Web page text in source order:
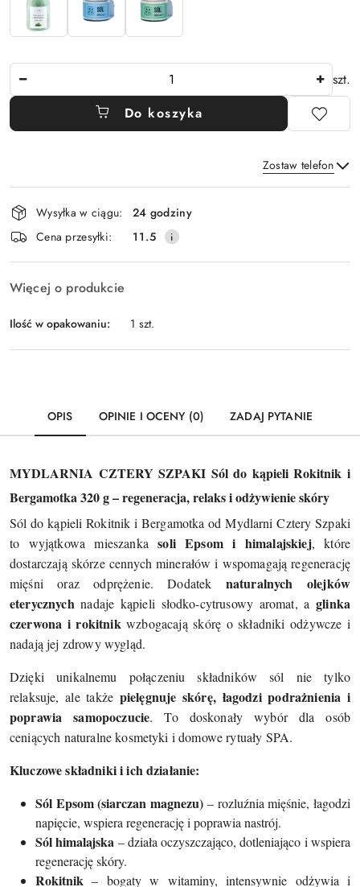
szt.
Do koszyka
Zostaw telefon
Wyślij
Dostępność
i
dostawa
Wysyłka w ciągu:
24 godziny
Cena przesyłki:
11.5
Więcej o produkcie
Ilość w opakowaniu: 1 szt.
OPIS OPINIE I OCENY (0) ZADAJ PYTANIE
MYDLARNIA CZTERY SZPAKI Sól do kąpieli Rokitnik i
Bergamotka 320 g – regeneracja, relaks i odżywienie skóry
Sól do kąpieli Rokitnik i Bergamotka od Mydlarni Cztery Szpaki
to wyjątkowa mieszankasoli Epsom i himalajskiej, które
dostarczają skórze cennych minerałów i wspomagają regenerację
mięśni oraz odprężenie. Dodatek naturalnych olejków
eterycznych nadaje kąpieli słodko-cytrusowy aromat, aglinka
czerwona i rokitnik wzbogacają skórę o składniki odżywcze i
nadają jej zdrowy wygląd.
Dzięki unikalnemu połączeniu składników sól nie tylko
relaksuje, ale także pielęgnuje skórę, łagodzi podrażnienia i
poprawia samopoczucie. To doskonały wybór dla osób
ceniących naturalne kosmetyki i domowe rytuały SPA.
Kluczowe składniki i ich działanie:
Sól Epsom (siarczan magnezu) – rozluźnia mięśnie, łagodzi
napięcie, wspiera regenerację i poprawia nastrój.
Sól himalajska – działa oczyszczająco, dotleniająco i wspiera
regenerację skóry.
Rokitnik – bogaty w witaminy, intensywnie odżywia i